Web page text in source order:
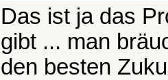
Das ist ja das
gibt ... man
den besten